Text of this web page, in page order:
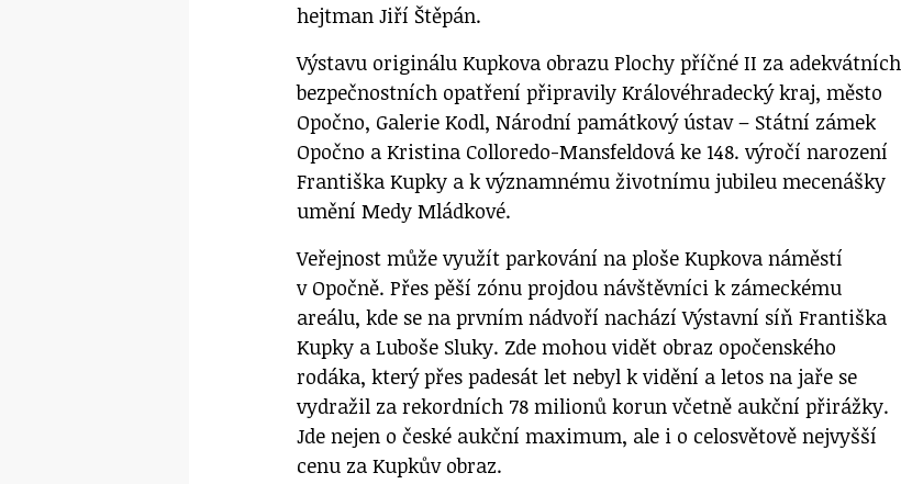
hejtman Jiří Štěpán.
Výstavu originálu Kupkova obrazu Plochy příčné II za adekvátních
bezpečnostních opatření připravily Královéhradecký kraj, město
Opočno, Galerie Kodl, Národní památkový ústav – Státní zámek
Opočno a Kristina Colloredo-Mansfeldová ke 148. výročí narození
Františka Kupky a k významnému životnímu jubileu mecenášky
umění Medy Mládkové.
Veřejnost může využít parkování na ploše Kupkova náměstí
v Opočně. Přes pěší zónu projdou návštěvníci k zámeckému
areálu, kde se na prvním nádvoří nachází Výstavní síň Františka
Kupky a Luboše Sluky. Zde mohou vidět obraz opočenského
rodáka, který přes padesát let nebyl k vidění a letos na jaře se
vydražil za rekordních 78 milionů korun včetně aukční přirážky.
Jde nejen o české aukční maximum, ale i o celosvětově nejvyšší
cenu za Kupkův obraz.